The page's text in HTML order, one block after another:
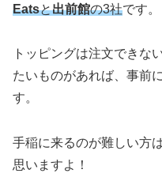
Eatsと出前館の3社です。
トッピングは注文できな
たいものがあれば、事前
す。
手稲に来るのが難しい方
思いますよ！